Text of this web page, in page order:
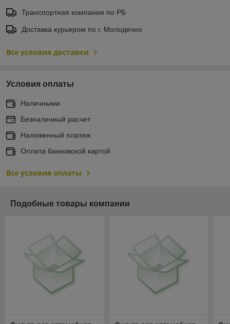
Транспортная компания по РБ
Доставка курьером по г. Молодечно
Все условия доставки
Условия оплаты
Наличными
Безналичный расчет
Наложенный платеж
Оплата банковской картой
Все условия оплаты
Подобные товары компании